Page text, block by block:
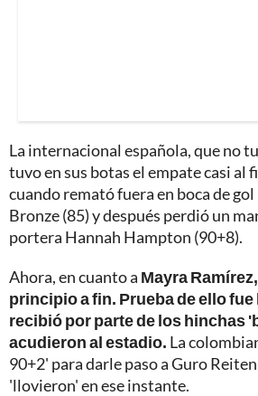
La internacional española, que no
tuvo en sus botas el empate casi al
cuando remató fuera en boca de
Bronze (85) y después perdió un
portera Hannah Hampton (90+8).
Ahora, en cuanto a Mayra
principio a fin. Prueba de ello
recibió por parte de los hinchas
acudieron al estadio. La
90+2' para darle paso a Guro
'llovieron' en ese instante.